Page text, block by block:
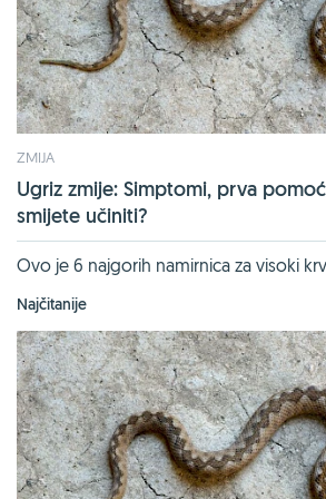
ZMIJA
Ugriz zmije: Simptomi, prva
smijete učiniti?
Ovo je 6 najgorih namirnica za visoki
Najčitanije